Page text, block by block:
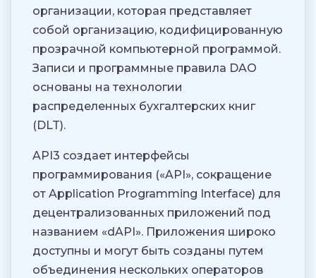
организации, которая представляет
собой организацию, кодифицированную
прозрачной компьютерной программой.
Записи и программные правила DAO
основаны на технологии
распределенных бухгалтерских книг
(DLT).
API3 создает интерфейсы
программирования («API», сокращение
от Application Programming Interface) для
децентрализованных приложений под
названием «dAPI». Приложения широко
доступны и могут быть созданы путем
объединения нескольких операторов